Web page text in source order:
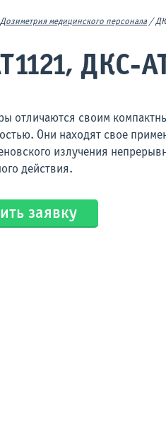
Дозиметрия медицинского персонала/
ДКС-
отличаются своим
Они находят свое
излучения
действия.
заявку